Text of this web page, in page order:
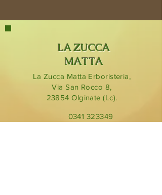
LA ZUCCA
MATTA
La Zucca Matta Erboristeria,
Via San Rocco 8,
23854 Olginate (Lc).
0341 323349